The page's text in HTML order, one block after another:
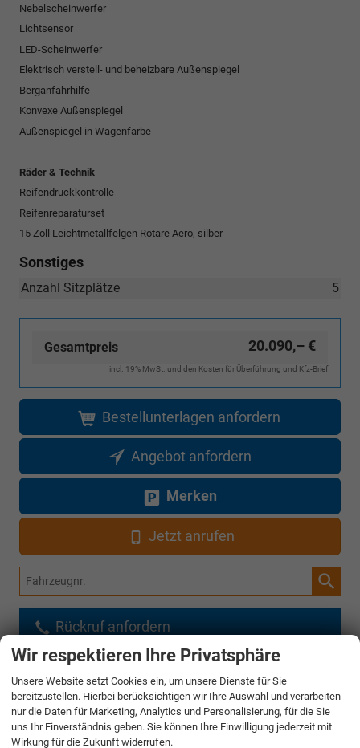
Nebelscheinwerfer
Lichtsensor
LED-Scheinwerfer
Elektrisch verstell- und beheizbare Außenspiegel
Berganfahrhilfe
Konvexe Außenspiegel
Außenspiegel in Wagenfarbe
Räder & Technik
Reifendruckkontrolle
Reifenreparaturset
15 Zoll Leichtmetallfelgen Rotare Aero, silber
Sonstiges
5
Anzahl Sitzplätze
Gesamtpreis 20.090,– €
incl. 19% MwSt. und den Kosten für Überführung und Kfz-Brief
Bestellunterlagen anfordern
Angebot anfordern
Merken
Jetzt anrufen
Fahrzeugnr.
Rückruf anfordern
AUDI
CUPRA
Wir respektieren Ihre Privatsphäre
Unsere Website setzt Cookies ein, um unsere Dienste für Sie
bereitzustellen. Hierbei berücksichtigen wir Ihre Auswahl und verarbeiten
nur die Daten für Marketing, Analytics und Personalisierung, für die Sie
uns Ihr Einverständnis geben. Sie können Ihre Einwilligung jederzeit mit
Wirkung für die Zukunft widerrufen.